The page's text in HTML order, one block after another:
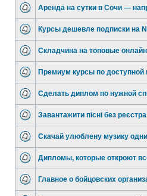
Аренда на сутки в Сочи —
Курсы дешевле подписки на
Складчина на топовые
Премиум курсы по доступной
Сделать диплом по нужной
Завантажити пісні без
Скачай улюблену музику
Дипломы, которые откроют
Главное о бойцовских